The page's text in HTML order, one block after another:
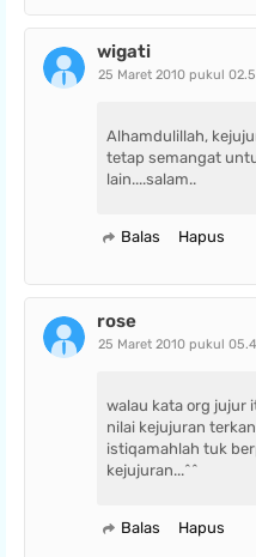
wigati
25 Maret 2010 pukul
Alhamdulillah,
tetap semangat
lain....salam..
Balas Hapus
rose
25 Maret 2010 pukul
walau kata org jujur
nilai kejujuran
istiqamahlah tuk
kejujuran...^^
Balas Hapus